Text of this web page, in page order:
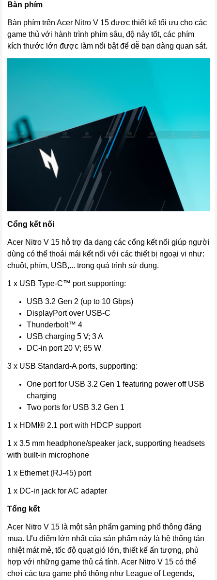
Bàn phím
Bàn phím trên Acer Nitro V 15 được thiết kế tối ưu cho các
game thủ với hành trình phím sâu, độ nảy tốt, các phím
kích thước lớn được làm nổi bật để dễ bạn dàng quan sát.
Cổng kết nối
Acer Nitro V 15 hỗ trợ đa dạng các cổng kết nối giúp người
dùng có thể thoái mái kết nối với các thiết bị ngoại vi như:
chuột, phím, USB,... trong quá trình sử dụng.
1 x USB Type-C™ port supporting:
USB 3.2 Gen 2 (up to 10 Gbps)
DisplayPort over USB-C
Thunderbolt™ 4
USB charging 5 V; 3 A
DC-in port 20 V; 65 W
3 x USB Standard-A ports, supporting:
One port for USB 3.2 Gen 1 featuring power off USB
charging
Two ports for USB 3.2 Gen 1
1 x HDMI® 2.1 port with HDCP support
1 x 3.5 mm headphone/speaker jack, supporting headsets
with built-in microphone
1 x Ethernet (RJ-45) port
1 x DC-in jack for AC adapter
Tổng kết
Acer Nitro V 15 là một sản phẩm gaming phổ thông đáng
mua. Ưu điểm lớn nhất của sản phẩm này là hệ thống tản
nhiệt mát mẻ, tốc độ quạt gió lớn, thiết kế ấn tượng, phù
hợp với những game thủ cá tính. Acer Nitro V 15 có thể
chơi các tựa game phổ thông như League of Legends,